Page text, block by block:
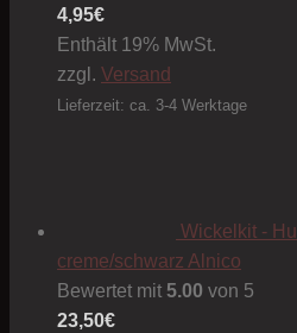
4,95€
Enthält 19% MwSt.
zzgl. Versand
Lieferzeit: ca. 3-4 Werktage
Wickelkit -
creme/schwarz Alnico
Bewertet mit 5.00 von 5
23,50€